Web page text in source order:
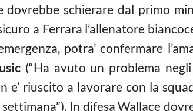
dovrebbe schierare dal primo
a Ferrara l’allenatore
potra’ confermare
(“Ha avuto un problema
e’ riuscito a lavorare con la
In difesa Wallace